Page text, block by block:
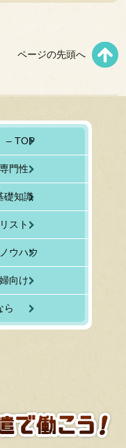
ページの先頭へ
– TOP
門性
礎知識
スト
ウハウ
向け
ら